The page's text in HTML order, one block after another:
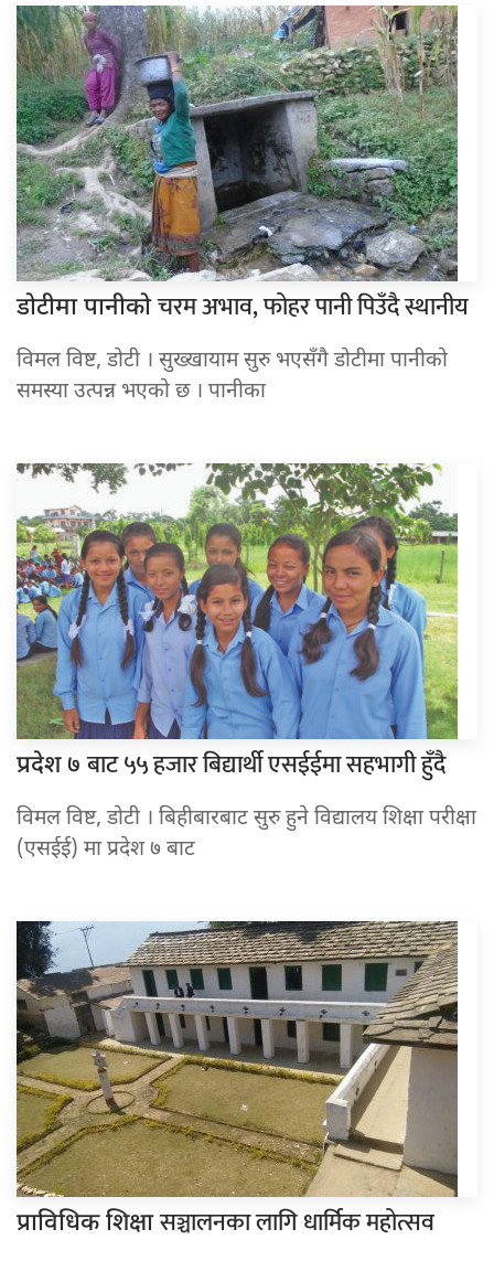
डोटीमा पानीकोचरम अभाव, फोहर पानी पिउँदै स्थानीय
विमल विष्ट, डोटी । सुख्खायाम सुरु भएसँगै डोटीमा पानीको
समस्या उत्पन्न भएको छ । पानीका
प्रदेश ७बाट ५५ हजार बिद्यार्थी एसईईमा सहभागी हुँदै
विमल विष्ट, डोटी । बिहीबारबाट सुरु हुने विद्यालय शिक्षा परीक्षा
(एसईई) मा प्रदेश ७ बाट
प्राविधिक शिक्षासञ्चालनका लागि धार्मिक महोत्सव